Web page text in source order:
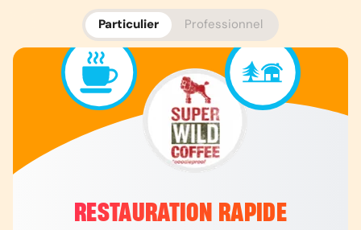
Particulier Professionnel
RESTAURATION RAPIDE